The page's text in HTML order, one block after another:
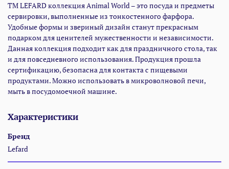
ТМ LEFARD коллекция Animal World – это посуда и предметы
сервировки, выполненные из тонкостенного фарфора.
Удобные формы и звериный дизайн станут прекрасным
подарком для ценителей мужественности и независимости.
Данная коллекция подходит как для праздничного стола, так
и для повседневного использования. Продукция прошла
сертификацию, безопасна для контакта с пищевыми
продуктами. Можно использовать в микроволновой печи,
мыть в посудомоечной машине.
Характеристики
Бренд
Lefard